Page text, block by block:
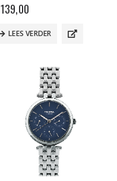
139,00
LEES VERDER